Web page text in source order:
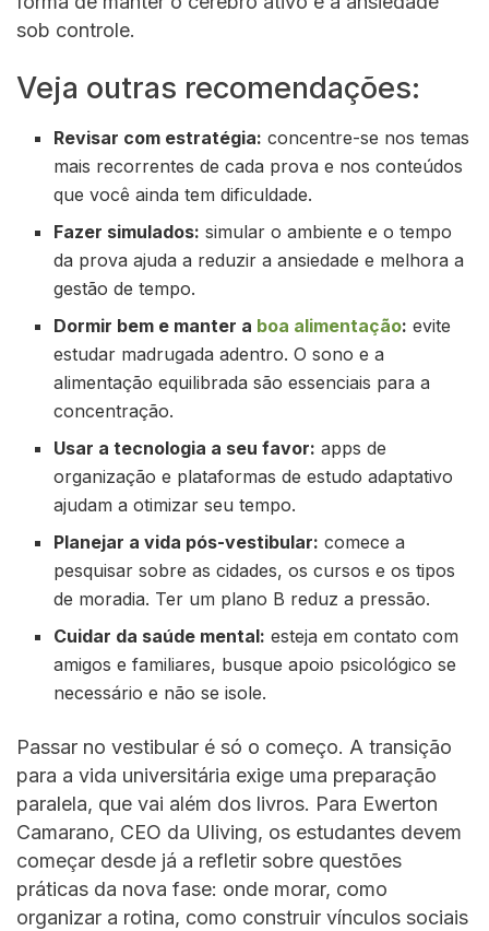
sob controle.
Veja outras recomendações:
Revisar com estratégia: concentre-se nos temas
mais recorrentes de cada prova e nos conteúdos
que você ainda tem dificuldade.
Fazer simulados: simular o ambiente e o tempo
da prova ajuda a reduzir a ansiedade e melhora a
gestão de tempo.
Dormir bem e manter a boa alimentação: evite
estudar madrugada adentro. O sono e a
alimentação equilibrada são essenciais para a
concentração.
Usar a tecnologia a seu favor: apps de
organização e plataformas de estudo adaptativo
ajudam a otimizar seu tempo.
Planejar a vida pós-vestibular: comece a
pesquisar sobre as cidades, os cursos e os tipos
de moradia. Ter um plano B reduz a pressão.
Cuidar da saúde mental: esteja em contato com
amigos e familiares, busque apoio psicológico se
necessário e não se isole.
Passar no vestibular é só o começo. A transição
para a vida universitária exige uma preparação
paralela, que vai além dos livros. Para Ewerton
Camarano, CEO da Uliving, os estudantes devem
começar desde já a refletir sobre questões
práticas da nova fase: onde morar, como
organizar a rotina, como construir vínculos sociais